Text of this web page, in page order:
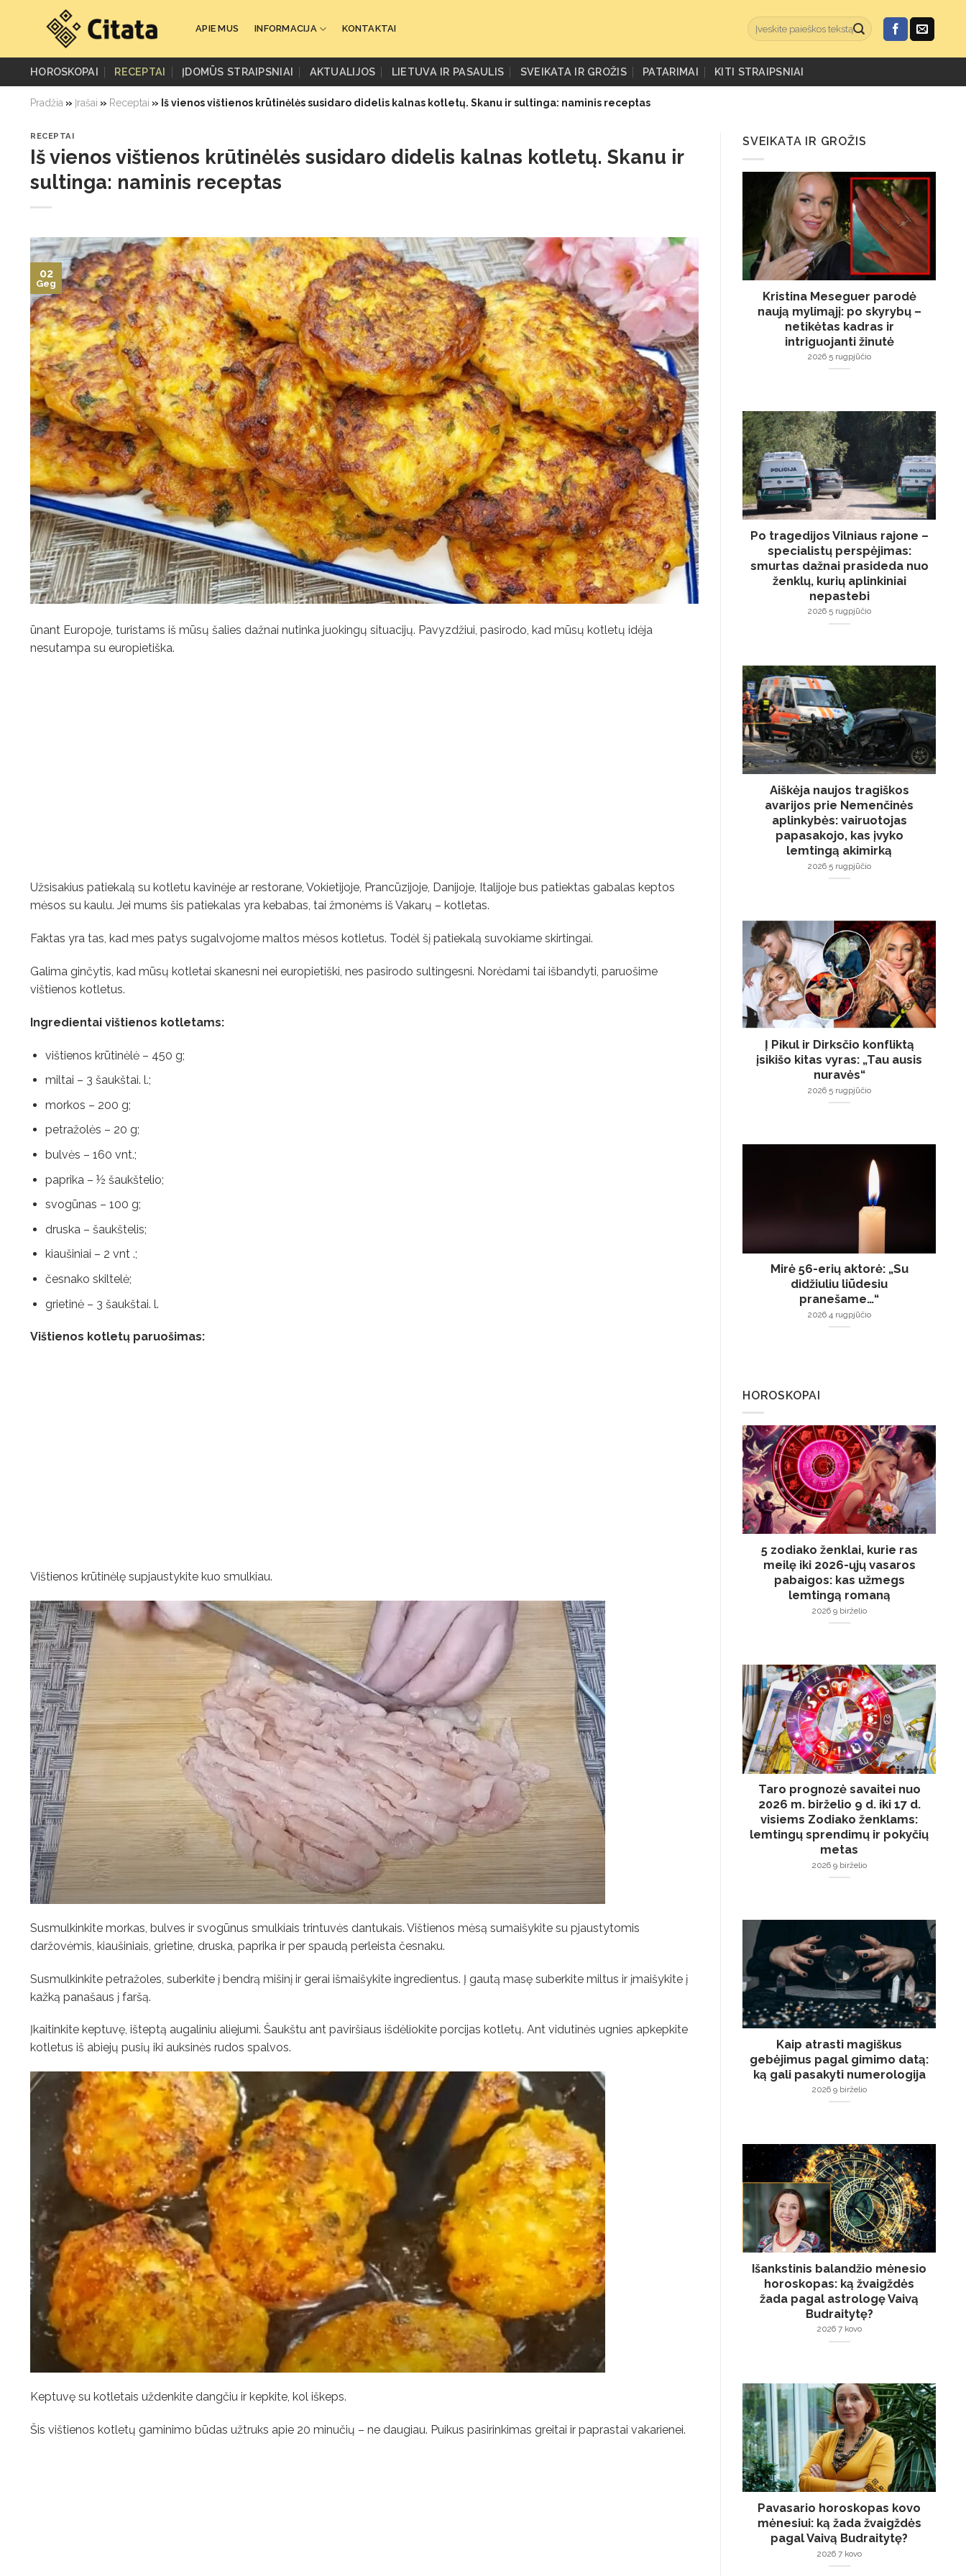
APIE MUS INFORMACIJA KONTAKTAI
HOROSKOPAI RECEPTAI ĮDOMŪS STRAIPSNIAI AKTUALIJOS LIETUVA IR PASAULIS SVEIKATA IR GROŽIS PATARIMAI KITI STRAIPSNIAI
Pradžia » Įrašai » Receptai » Iš vienos vištienos krūtinėlės susidaro didelis kalnas kotletų. Skanu ir sultinga: naminis receptas
RECEPTAI
Iš vienos vištienos krūtinėlės susidaro didelis kalnas kotletų. Skanu ir
sultinga: naminis receptas
02
Geg
ūnant Europoje, turistams iš mūsų šalies dažnai nutinka juokingų situacijų. Pavyzdžiui, pasirodo, kad mūsų kotletų idėja
nesutampa su europietiška.
Užsisakius patiekalą su kotletu kavinėje ar restorane, Vokietijoje, Prancūzijoje, Danijoje, Italijoje bus patiektas gabalas keptos
mėsos su kaulu. Jei mums šis patiekalas yra kebabas, tai žmonėms iš Vakarų – kotletas.
Faktas yra tas, kad mes patys sugalvojome maltos mėsos kotletus. Todėl šį patiekalą suvokiame skirtingai.
Galima ginčytis, kad mūsų kotletai skanesni nei europietiški, nes pasirodo sultingesni. Norėdami tai išbandyti, paruošime
vištienos kotletus.
Ingredientai vištienos kotletams:
vištienos krūtinėlė – 450 g;
miltai – 3 šaukštai. l.;
morkos – 200 g;
petražolės – 20 g;
bulvės – 160 vnt.;
paprika – ½ šaukštelio;
svogūnas – 100 g;
druska – šaukštelis;
kiaušiniai – 2 vnt .;
česnako skiltelė;
grietinė – 3 šaukštai. l.
Vištienos kotletų paruošimas:
Vištienos krūtinėlę supjaustykite kuo smulkiau.
Susmulkinkite morkas, bulves ir svogūnus smulkiais trintuvės dantukais. Vištienos mėsą sumaišykite su pjaustytomis
daržovėmis, kiaušiniais, grietine, druska, paprika ir per spaudą perleista česnaku.
Susmulkinkite petražoles, suberkite į bendrą mišinį ir gerai išmaišykite ingredientus. Į gautą masę suberkite miltus ir įmaišykite į
kažką panašaus į faršą.
Įkaitinkite keptuvę, išteptą augaliniu aliejumi. Šaukštu ant paviršiaus išdėliokite porcijas kotletų. Ant vidutinės ugnies apkepkite
kotletus iš abiejų pusių iki auksinės rudos spalvos.
Keptuvę su kotletais uždenkite dangčiu ir kepkite, kol iškeps.
Šis vištienos kotletų gaminimo būdas užtruks apie 20 minučių – ne daugiau. Puikus pasirinkimas greitai ir paprastai vakarienei.
SVEIKATA IR GROŽIS
Kristina Meseguer parodė
naują mylimąjį: po skyrybų –
netikėtas kadras ir
intriguojanti žinutė
2026 5 rugpjūčio
Po tragedijos Vilniaus rajone –
specialistų perspėjimas:
smurtas dažnai prasideda nuo
ženklų, kurių aplinkiniai
nepastebi
2026 5 rugpjūčio
Aiškėja naujos tragiškos
avarijos prie Nemenčinės
aplinkybės: vairuotojas
papasakojo, kas įvyko
lemtingą akimirką
2026 5 rugpjūčio
Į Pikul ir Dirksčio konfliktą
įsikišo kitas vyras: „Tau ausis
nuravės“
2026 5 rugpjūčio
Mirė 56-erių aktorė: „Su
didžiuliu liūdesiu
pranešame…“
2026 4 rugpjūčio
HOROSKOPAI
5 zodiako ženklai, kurie ras
meilę iki 2026-ųjų vasaros
pabaigos: kas užmegs
lemtingą romaną
2026 9 birželio
Taro prognozė savaitei nuo
2026 m. birželio 9 d. iki 17 d.
visiems Zodiako ženklams:
lemtingų sprendimų ir pokyčių
metas
2026 9 birželio
Kaip atrasti magiškus
gebėjimus pagal gimimo datą:
ką gali pasakyti numerologija
2026 9 birželio
Išankstinis balandžio mėnesio
horoskopas: ką žvaigždės
žada pagal astrologę Vaivą
Budraitytę?
2026 7 kovo
Pavasario horoskopas kovo
mėnesiui: ką žada žvaigždės
pagal Vaivą Budraitytę?
2026 7 kovo